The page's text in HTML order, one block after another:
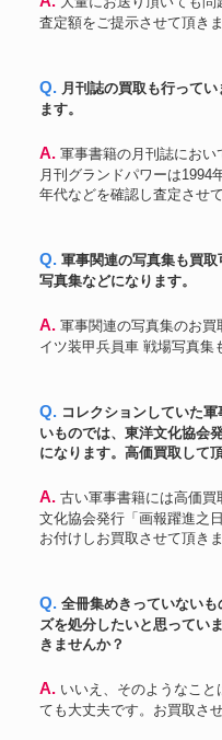
査定額をご提示させて頂きま
Q. 月刊誌の買取も行っていますか？月刊グランドパワーになり
ます。
A. 軍事書籍の月刊誌においてもお買取させて頂いております。
月刊グランドパワーは1994
年代などを確認し査定させ
Q. 軍事関連の写真集も買取可能ですか？ドイツ装甲兵員車 戦場
写真集などになります。
A. 軍事関連の写真集のお買取も行っております。もちろん、ド
イツ装甲兵員車 戦場写真集
Q. コレクションしていた軍事書籍の一部を手放す予定です。古
いものでは、東洋文化協会
になります。高価買取して
A. 古い軍事書籍には高価買取させて頂くことも可能です。東洋
文化協会発行「画報躍進之
お付けしお買取させて頂きま
Q. 全冊集めきっていないものの、大量の世界軍用機解剖シリー
ズを処分したいと思ってい
きませんか？
A. いいえ、そのようなことはございません。全冊お揃いでなく
ても大丈夫です。お買取さ